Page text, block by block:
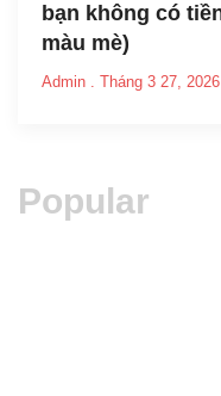
bạn không có
màu mè)
Admin Tháng 3 27, 2026
Popular